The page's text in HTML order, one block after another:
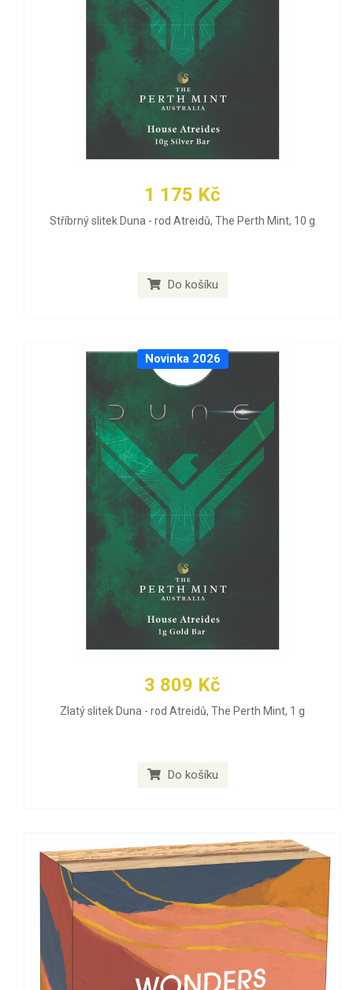
1 175 Kč
Stříbrný slitek Duna - rod Atreidů, The Perth Mint, 10 g
Do košíku
Novinka 2026
3 809 Kč
Zlatý slitek Duna - rod Atreidů, The Perth Mint, 1 g
Do košíku